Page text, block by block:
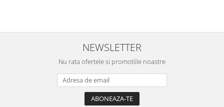
NEWSLETTER
Nu rata ofertele si promotiile noastre